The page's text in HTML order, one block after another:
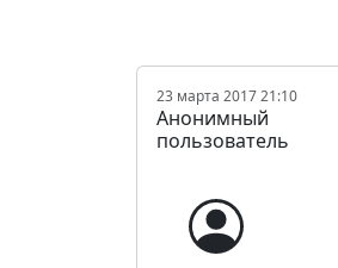
23 марта 2017 21:10
Анонимный
пользователь